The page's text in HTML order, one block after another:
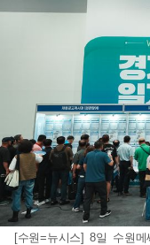
[수원=뉴시스] 8일 수원